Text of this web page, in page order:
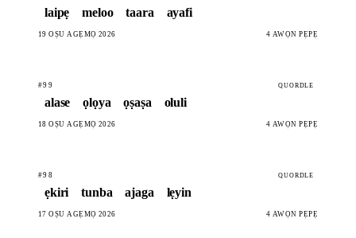
laipẹ meloo taara ayafi
19 OṢÙ AGẸMỌ 2026 4 AWỌN PẸPẸ
#99 QUORDLE
alase ọlọya ọṣaṣa oluli
18 OṢÙ AGẸMỌ 2026 4 AWỌN PẸPẸ
#98 QUORDLE
ẹkiri tunba ajaga lẹyin
17 OṢÙ AGẸMỌ 2026 4 AWỌN PẸPẸ